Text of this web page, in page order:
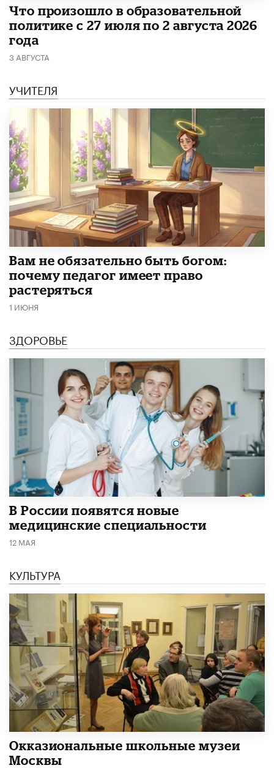
​Что произошло в образовательной
политике с 27 июля по 2 августа 2026
года
3 АВГУСТА
УЧИТЕЛЯ
​Вам не обязательно быть богом:
почему педагог имеет право
растеряться
1 ИЮНЯ
ЗДОРОВЬЕ
В России появятся новые
медицинские специальности
12 МАЯ
КУЛЬТУРА
​Окказиональные школьные музеи
Москвы